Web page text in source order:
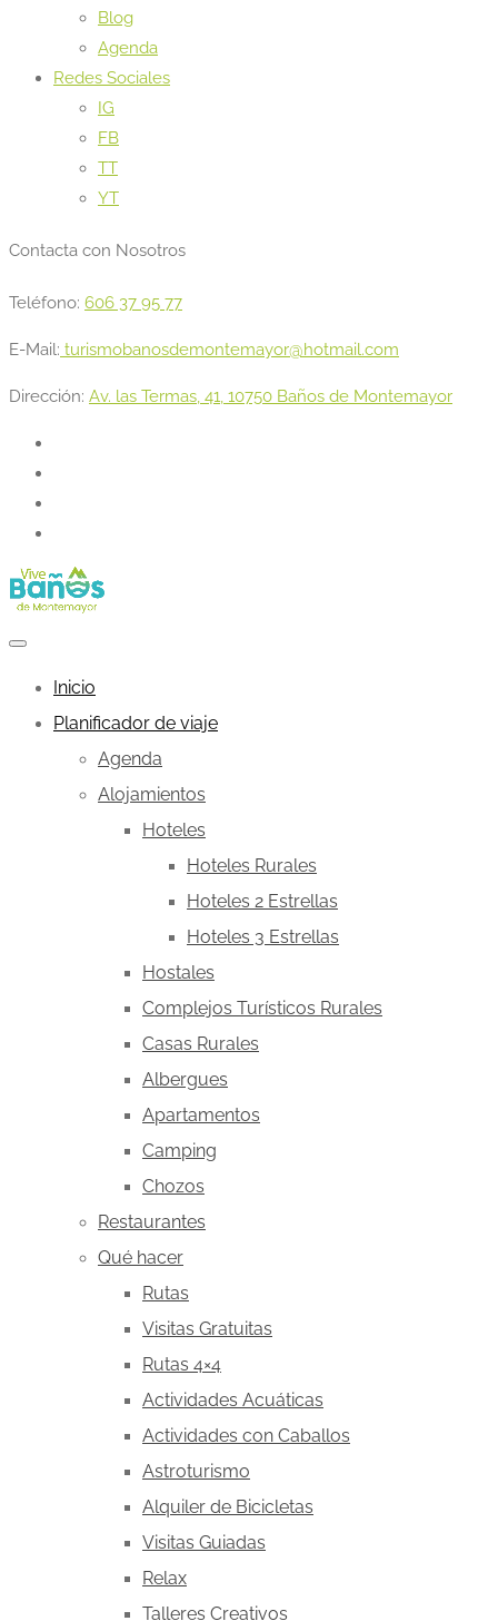
Blog
Agenda
Redes Sociales
IG
FB
TT
YT
Contacta con Nosotros
Teléfono: 606 37 95 77
E-Mail: turismobanosdemontemayor@hotmail.com
Dirección: Av. las Termas, 41, 10750 Baños de Montemayor
Inicio
Planificador de viaje
Agenda
Alojamientos
Hoteles
Hoteles Rurales
Hoteles 2 Estrellas
Hoteles 3 Estrellas
Hostales
Complejos Turísticos Rurales
Casas Rurales
Albergues
Apartamentos
Camping
Chozos
Restaurantes
Qué hacer
Rutas
Visitas Gratuitas
Rutas 4×4
Actividades Acuáticas
Actividades con Caballos
Astroturismo
Alquiler de Bicicletas
Visitas Guiadas
Relax
Talleres Creativos